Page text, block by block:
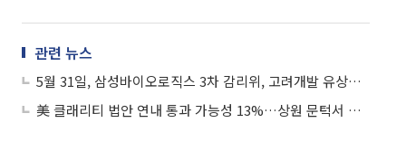
관련 뉴스
5월 31일, 삼성바이오로직스 3차 감리위, 고려개발 유상증자
美 클래리티 법안 연내 통과 가능성 13%…상원 문턱서 제동